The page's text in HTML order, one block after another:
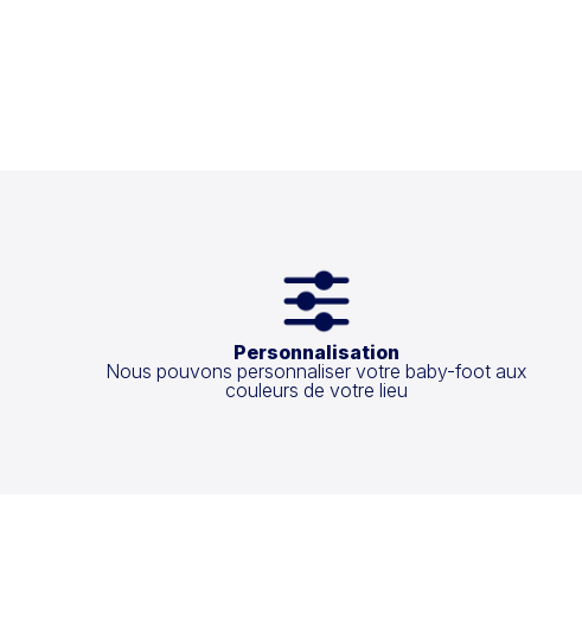
Personnalisation
Nous pouvons personnaliser votre baby-foot aux
couleurs de votre lieu